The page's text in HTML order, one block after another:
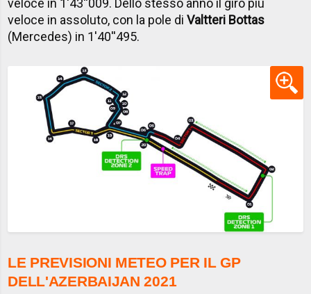
veloce in assoluto, con la pole diValtteri Bottas
(Mercedes) in 1'40''495.
LE PREVISIONI METEO PER IL GP
DELL'AZERBAIJAN 2021